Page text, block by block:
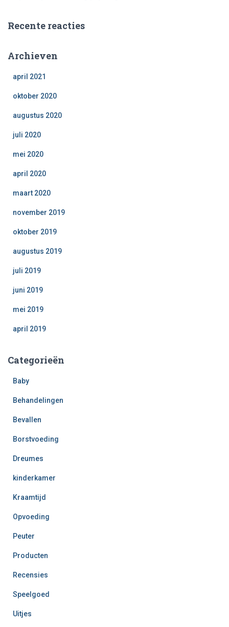
Recente reacties
Archieven
april 2021
oktober 2020
augustus 2020
juli 2020
mei 2020
april 2020
maart 2020
november 2019
oktober 2019
augustus 2019
juli 2019
juni 2019
mei 2019
april 2019
Categorieën
Baby
Behandelingen
Bevallen
Borstvoeding
Dreumes
kinderkamer
Kraamtijd
Opvoeding
Peuter
Producten
Recensies
Speelgoed
Uitjes